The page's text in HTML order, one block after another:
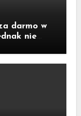
darmo w
nie